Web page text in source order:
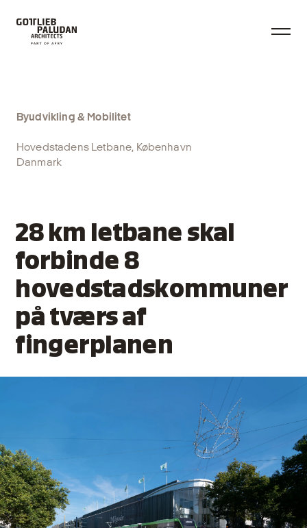
28 km letbane skal
forbinde 8
hovedstadskommuner
på tværs af
fingerplanen
Byudvikling & Mobilitet
Hovedstadens Letbane, København
Danmark